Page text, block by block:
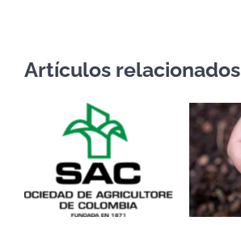
Artículos relacionados